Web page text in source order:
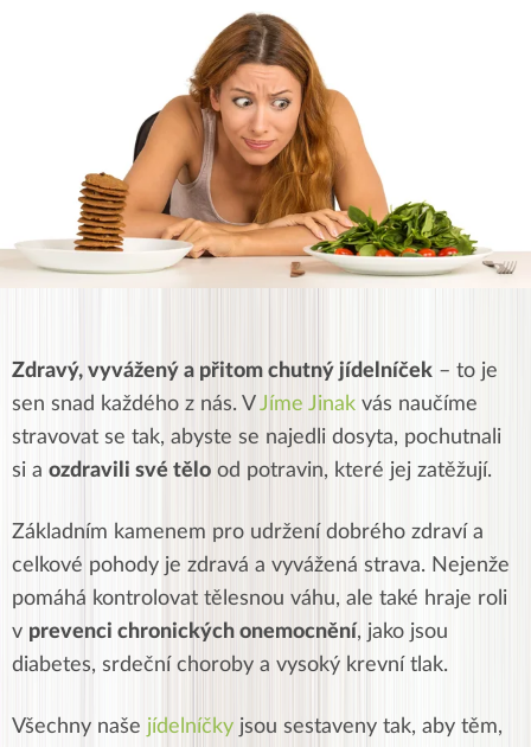
Zdravý, vyvážený a přitom chutný jídelníček – to je
sen snad každého z nás. VJíme Jinak vás naučíme
stravovat se tak, abyste se najedli dosyta, pochutnali
si a ozdravili své tělo od potravin, které jej zatěžují.
Základním kamenem pro udržení dobrého zdraví a
celkové pohody je zdravá a vyvážená strava. Nejenže
pomáhá kontrolovat tělesnou váhu, ale také hraje roli
v prevenci chronických onemocnění, jako jsou
diabetes, srdeční choroby a vysoký krevní tlak.
Všechny naše jídelníčky jsou sestaveny tak, aby těm,